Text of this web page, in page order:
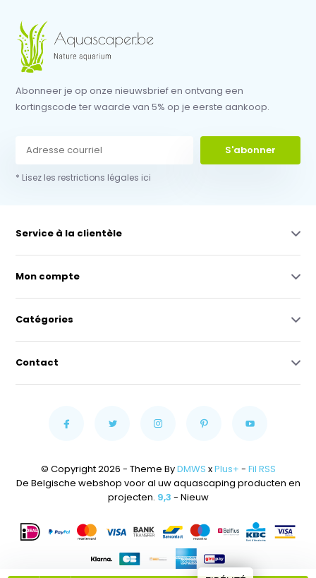
Abonneer je op onze nieuwsbrief en ontvang een
kortingscode ter waarde van 5% op je eerste aankoop.
S'abonner
* Lisez les restrictions légales ici
Service à la clientèle
Mon compte
Catégories
Contact
© Copyright 2026 - Theme ByDMWS xPlus+ - Fil RSS
De Belgische webshop voor al uw aquascaping producten en
projecten. 9,3 - Nieuw